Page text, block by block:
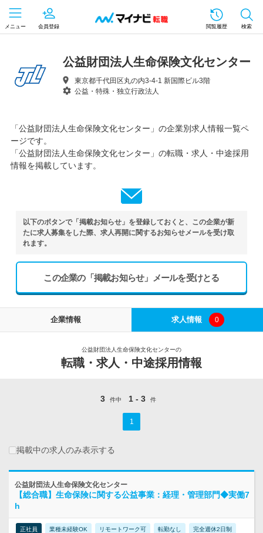
メニュー 会員登録 閲覧履歴 検索
公益財団法人生命保険文化センター
東京都千代田区丸の内3-4-1 新国際ビル3階
公益・特殊・独立行政法人
「公益財団法人生命保険文化センター」の企業別求人情報一覧ペ
ージです。
「公益財団法人生命保険文化センター」の転職・求人・中途採用
情報を掲載しています。
以下のボタンで「掲載お知らせ」を登録しておくと、この企業が新
たに求人募集をした際、求人再開に関するお知らせメールを受け取
れます。
この企業の「掲載お知らせ」メールを受けとる
企業情報 求人情報 0
公益財団法人生命保険文化センターの
転職・求人・中途採用情報
3 件中 1 - 3 件
1
掲載中の求人のみ表示する
公益財団法人生命保険文化センター
【総合職】生命保険に関する公益事業：経理・管理部門◆実働7
h
正社員 業種未経験OK リモートワーク可 転勤なし 完全週休2日制